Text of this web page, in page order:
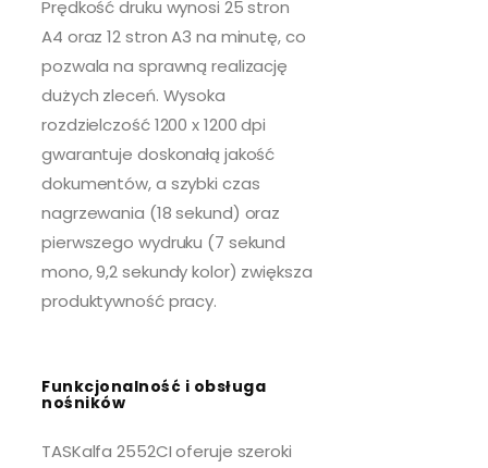
Prędkość druku wynosi 25 stron
A4 oraz 12 stron A3 na minutę, co
pozwala na sprawną realizację
dużych zleceń. Wysoka
rozdzielczość 1200 x 1200 dpi
gwarantuje doskonałą jakość
dokumentów, a szybki czas
nagrzewania (18 sekund) oraz
pierwszego wydruku (7 sekund
mono, 9,2 sekundy kolor) zwiększa
produktywność pracy.
Funkcjonalność i obsługa
nośników
TASKalfa 2552CI oferuje szeroki